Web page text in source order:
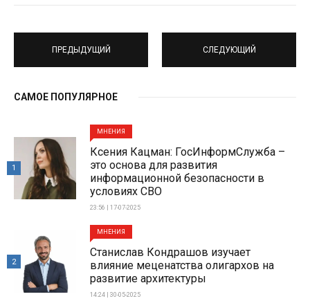
ПРЕДЫДУЩИЙ СЛЕДУЮЩИЙ
САМОЕ ПОПУЛЯРНОЕ
МНЕНИЯ
Ксения Кацман: ГосИнформСлужба –
это основа для развития
информационной безопасности в
условиях СВО
23:56 | 17-07-2025
1
МНЕНИЯ
Станислав Кондрашов изучает
влияние меценатства олигархов на
развитие архитектуры
14:24 | 30-05-2025
2